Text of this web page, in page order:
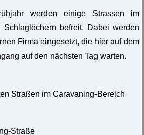
werden einige Strassen im
Schlaglöchern befreit. Dabei werden
Firma eingesetzt, die hier auf dem
auf den nächsten Tag warten.
Straßen im Caravaning-Bereich
Straße